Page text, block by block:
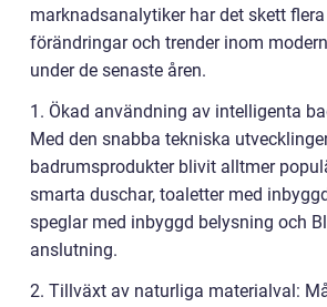
marknadsanalytiker har det skett
förändringar och trender inom
under de senaste åren.
1. Ökad användning av intelligenta
Med den snabba tekniska
badrumsprodukter blivit alltmer
smarta duschar, toaletter med
speglar med inbyggd belysning och
anslutning.
2. Tillväxt av naturliga materialval: